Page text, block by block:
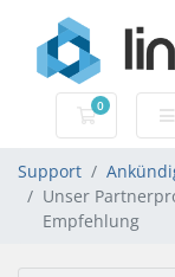
0
Mein
Support
Unser
Empfehlung